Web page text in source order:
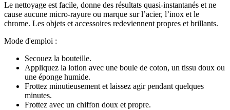
Le nettoyage est facile, donne des résultats quasi-instantanés et ne
cause aucune micro-rayure ou marque sur l’acier, l’inox et le
chrome. Les objets et accessoires redeviennent propres et brillants.
Mode d'emploi :
Secouez la bouteille.
Appliquez la lotion avec une boule de coton, un tissu doux ou
une éponge humide.
Frottez minutieusement et laissez agir pendant quelques
minutes.
Frottez avec un chiffon doux et propre.